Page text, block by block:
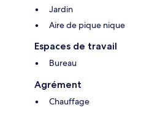
Jardin
Aire de pique nique
Espaces de travail
Bureau
Agrément
Chauffage